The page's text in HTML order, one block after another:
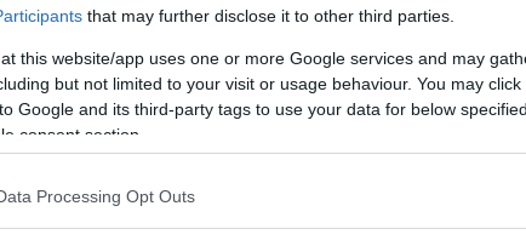
that may further disclose it to other third parties.
this website/app uses one or more Google services and may
but not limited to your visit or usage behaviour. You may
Google and its third-party tags to use your data for below
consent section.
Processing Opt Outs
MAMMA
Stress sul lavoro per
segretarie e assistenti